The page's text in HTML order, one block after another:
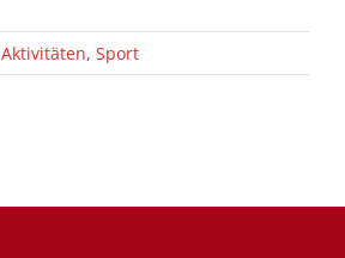
Aktivitäten, Sport